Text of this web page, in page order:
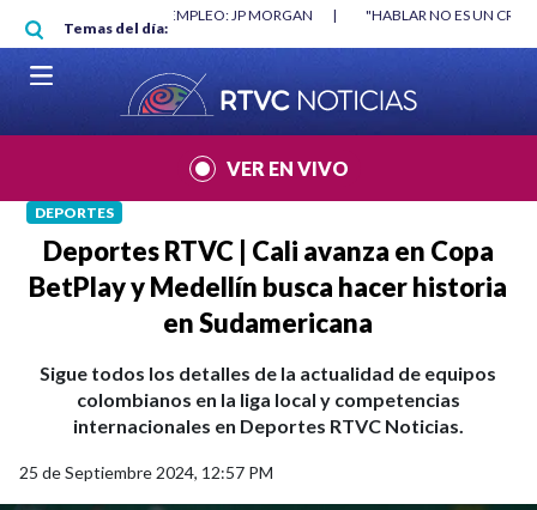
Pasar al contenido principal
Temas del día:
"HABLAR NO ES UN CRIMEN": CARTA DE BETO CORAL |
VER EN VIVO
DEPORTES
Deportes RTVC | Cali avanza en Copa
BetPlay y Medellín busca hacer historia
en Sudamericana
Sigue todos los detalles de la actualidad de equipos
colombianos en la liga local y competencias
internacionales en Deportes RTVC Noticias.
25 de Septiembre 2024, 12:57 PM